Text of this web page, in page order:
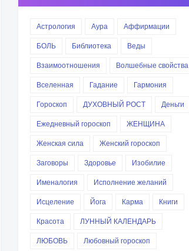
Астрология Аура
Аффирмации
БОЛЬ
Библиотека
Веды
Взаимоотношения
Волшебные свойства
Вселенная
Гадание
Гармония
Гороскоп
ДУХОВНЫЙ РОСТ
Деньги
Ежедневный гороскоп
ЖЕНЩИНА
Женская сила
Женский гороскоп
Заговоры
Здоровье
Изобилие
Именалогия
Исполнение желаний
Исцеление
Йога Карма
Книги
Красота
ЛУННЫЙ КАЛЕНДАРЬ
ЛЮБОВЬ
Любовный гороскоп